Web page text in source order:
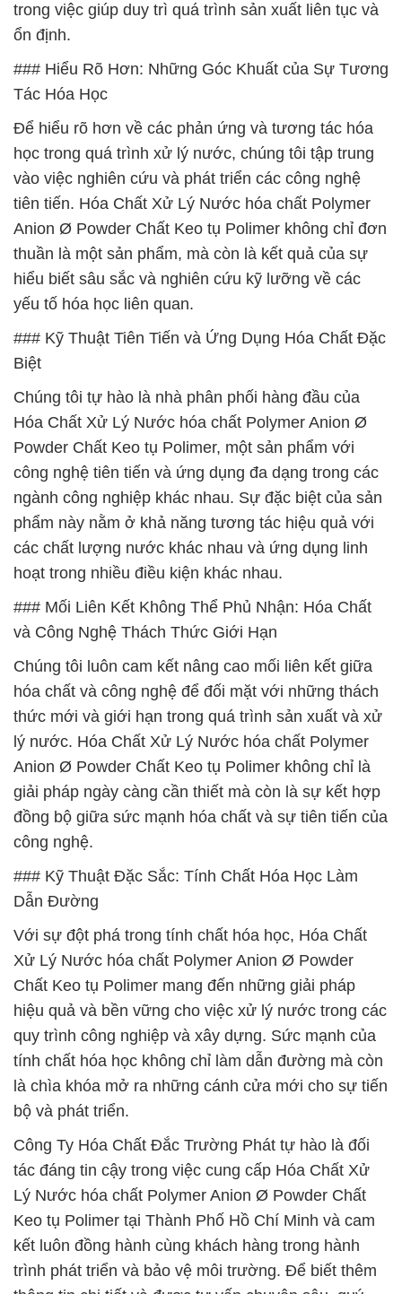
trong việc giúp duy trì quá trình sản xuất liên tục và
ổn định.
### Hiểu Rõ Hơn: Những Góc Khuất của Sự Tương
Tác Hóa Học
Để hiểu rõ hơn về các phản ứng và tương tác hóa
học trong quá trình xử lý nước, chúng tôi tập trung
vào việc nghiên cứu và phát triển các công nghệ
tiên tiến. Hóa Chất Xử Lý Nước hóa chất Polymer
Anion Ø Powder Chất Keo tụ Polimer không chỉ đơn
thuần là một sản phẩm, mà còn là kết quả của sự
hiểu biết sâu sắc và nghiên cứu kỹ lưỡng về các
yếu tố hóa học liên quan.
### Kỹ Thuật Tiên Tiến và Ứng Dụng Hóa Chất Đặc
Biệt
Chúng tôi tự hào là nhà phân phối hàng đầu của
Hóa Chất Xử Lý Nước hóa chất Polymer Anion Ø
Powder Chất Keo tụ Polimer, một sản phẩm với
công nghệ tiên tiến và ứng dụng đa dạng trong các
ngành công nghiệp khác nhau. Sự đặc biệt của sản
phẩm này nằm ở khả năng tương tác hiệu quả với
các chất lượng nước khác nhau và ứng dụng linh
hoạt trong nhiều điều kiện khác nhau.
### Mối Liên Kết Không Thể Phủ Nhận: Hóa Chất
và Công Nghệ Thách Thức Giới Hạn
Chúng tôi luôn cam kết nâng cao mối liên kết giữa
hóa chất và công nghệ để đối mặt với những thách
thức mới và giới hạn trong quá trình sản xuất và xử
lý nước. Hóa Chất Xử Lý Nước hóa chất Polymer
Anion Ø Powder Chất Keo tụ Polimer không chỉ là
giải pháp ngày càng cần thiết mà còn là sự kết hợp
đồng bộ giữa sức mạnh hóa chất và sự tiên tiến của
công nghệ.
### Kỹ Thuật Đặc Sắc: Tính Chất Hóa Học Làm
Dẫn Đường
Với sự đột phá trong tính chất hóa học, Hóa Chất
Xử Lý Nước hóa chất Polymer Anion Ø Powder
Chất Keo tụ Polimer mang đến những giải pháp
hiệu quả và bền vững cho việc xử lý nước trong các
quy trình công nghiệp và xây dựng. Sức mạnh của
tính chất hóa học không chỉ làm dẫn đường mà còn
là chìa khóa mở ra những cánh cửa mới cho sự tiến
bộ và phát triển.
Công Ty Hóa Chất Đắc Trường Phát tự hào là đối
tác đáng tin cậy trong việc cung cấp Hóa Chất Xử
Lý Nước hóa chất Polymer Anion Ø Powder Chất
Keo tụ Polimer tại Thành Phố Hồ Chí Minh và cam
kết luôn đồng hành cùng khách hàng trong hành
trình phát triển và bảo vệ môi trường. Để biết thêm